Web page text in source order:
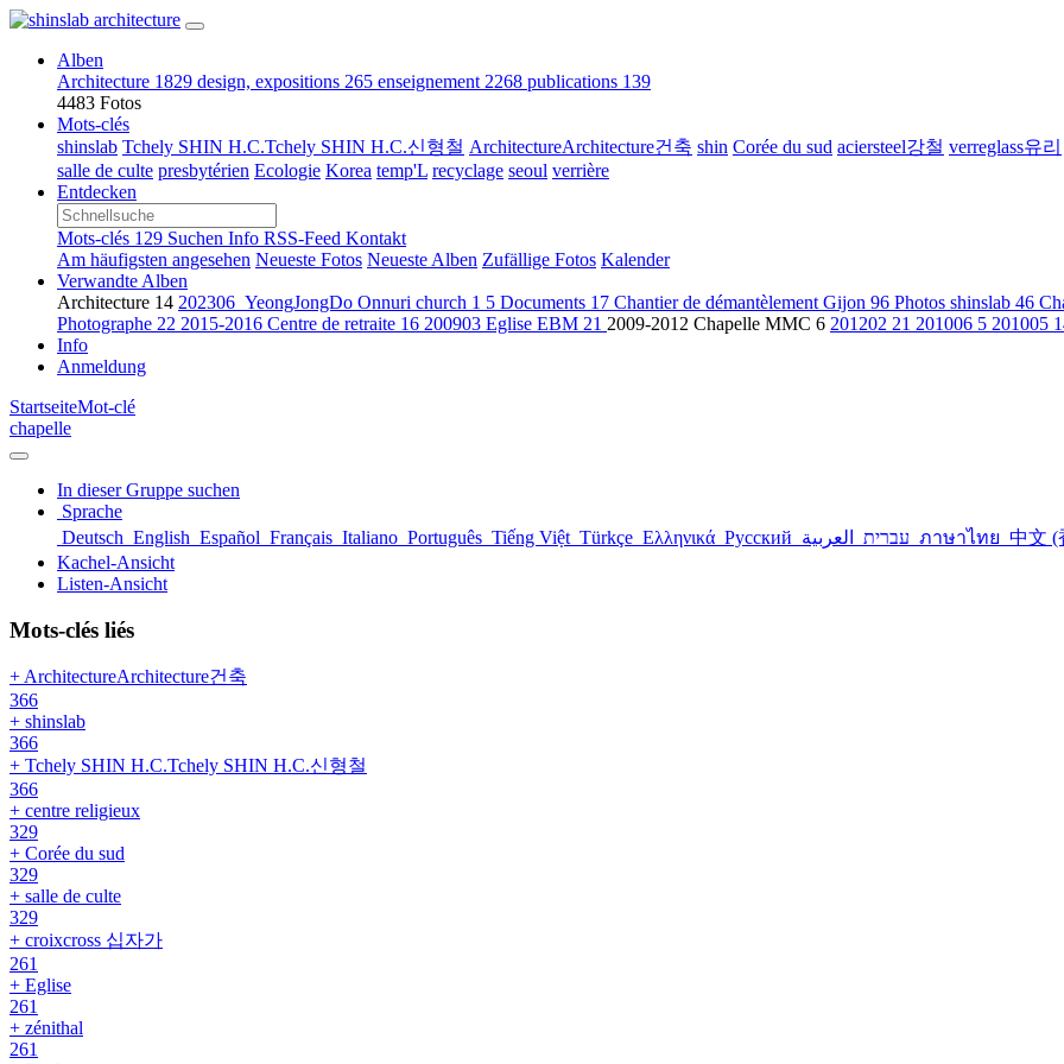
Alben
Architecture 1829 design, expositions 265 enseignement 2268 publications 139
4483 Fotos
Mots-clés
shinslab Tchely SHIN H.C.Tchely SHIN H.C.신형철 ArchitectureArchitecture건축 shin Corée du sud aciersteel강철 verreglass유리
salle de culte presbytérien Ecologie Korea temp'L recyclage seoul verrière
Entdecken
Mots-clés 129 Suchen Info RSS-Feed Kontakt
Am häufigsten angesehen Neueste Fotos Neueste Alben Zufällige Fotos Kalender
Verwandte Alben
Architecture 14 202306_YeongJongDo Onnuri church 1 5 Documents 17 Chantier de démantèlement Gijon 96 Photos shinslab 46
Photographe 22 2015-2016 Centre de retraite 16 200903 Eglise EBM 21 2009-2012 Chapelle MMC 6 201202 21 201006 5 201005
Info
Anmeldung
StartseiteMot-clé
chapelle
In dieser Gruppe suchen
Sprache
Deutsch English Español Français Italiano Português Tiếng Việt Türkçe Ελληνικά Русский עברית ภาษาไทย 中文 (
Kachel-Ansicht
Listen-Ansicht
Mots-clés liés
+ ArchitectureArchitecture건축
366
+ shinslab
366
+ Tchely SHIN H.C.Tchely SHIN H.C.신형철
366
+ centre religieux
329
+ Corée du sud
329
+ salle de culte
329
+ croixcross 십자가
261
+ Eglise
261
+ zénithal
261